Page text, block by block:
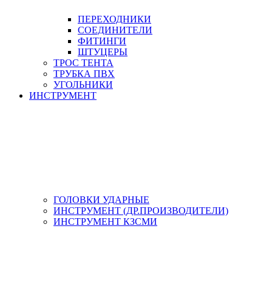
ПЕРЕХОДНИКИ
СОЕДИНИТЕЛИ
ФИТИНГИ
ШТУЦЕРЫ
ТРОС ТЕНТА
ТРУБКА ПВХ
УГОЛЬНИКИ
ИНСТРУМЕНТ
ГОЛОВКИ УДАРНЫЕ
ИНСТРУМЕНТ (ДР.ПРОИЗВОДИТЕЛИ)
ИНСТРУМЕНТ КЗСМИ